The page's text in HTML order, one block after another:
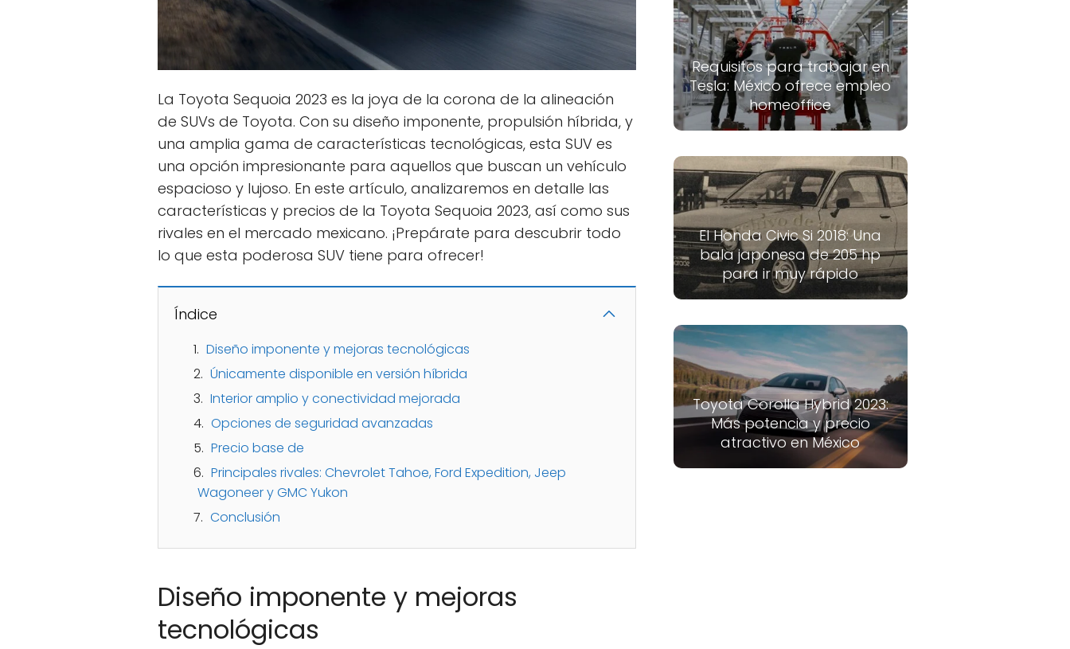
La Toyota Sequoia 2023 es la joya de la corona de la alineación
de SUVs de Toyota. Con su diseño imponente, propulsión híbrida, y
una amplia gama de características tecnológicas, esta SUV es
una opción impresionante para aquellos que buscan un vehículo
espacioso y lujoso. En este artículo, analizaremos en detalle las
características y precios de la Toyota Sequoia 2023, así como sus
rivales en el mercado mexicano. ¡Prepárate para descubrir todo
lo que esta poderosa SUV tiene para ofrecer!
Índice
Diseño imponente y mejoras tecnológicas
Únicamente disponible en versión híbrida
Interior amplio y conectividad mejorada
Opciones de seguridad avanzadas
Precio base de
Principales rivales: Chevrolet Tahoe, Ford Expedition, Jeep
Wagoneer y GMC Yukon
Conclusión
Diseño imponente y mejoras
tecnológicas
Requisitos para trabajar en
Tesla: México ofrece empleo
homeoffice
El Honda Civic Si 2018: Una
bala japonesa de 205 hp
para ir muy rápido
Toyota Corolla Hybrid 2023:
Más potencia y precio
atractivo en México